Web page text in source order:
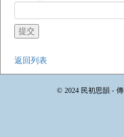
返回列表
© 2024 民初思韻 - 傳